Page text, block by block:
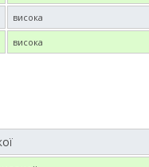
висока
висока